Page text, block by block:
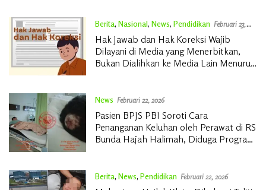
Berita, Nasional, News, Pendidikan Februari 23,
2026
Hak Jawab dan Hak Koreksi Wajib
Dilayani di Media yang Menerbitkan,
Bukan Dialihkan ke Media Lain Menurut
News Februari 22, 2026
Pasien BPJS PBI Soroti Cara
Penanganan Keluhan oleh Perawat di RS
Bunda Hajah Halimah, Diduga Program
Berita, News, Pendidikan Februari 22, 2026